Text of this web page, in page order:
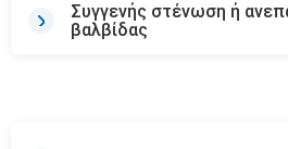
Συγγενής στένωση ή
βαλβίδας